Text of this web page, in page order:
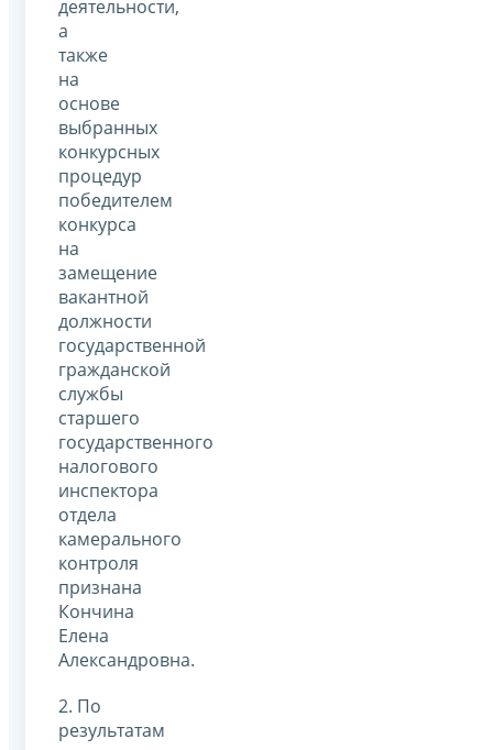
деятельности,
а
также
на
основе
выбранных
конкурсных
процедур
победителем
конкурса
на
замещение
вакантной
должности
государственной
гражданской
службы
старшего
государственного
налогового
инспектора
отдела
камерального
контроля
признана
Кончина
Елена
Александровна.
2. По
результатам